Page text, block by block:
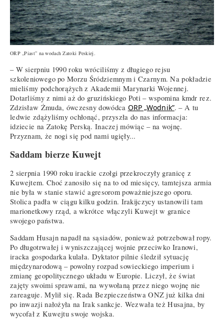
ORP „Piast” na wodach Zatoki Peskiej.
– W sierpniu 1990 roku wróciliśmy z długiego rejsu
szkoleniowego po Morzu Śródziemnym i Czarnym. Na pokładzie
mieliśmy podchorążych z Akademii Marynarki Wojennej.
Dotarliśmy z nimi aż do gruzińskiego Poti – wspomina kmdr rez.
Zdzisław Żmuda, ówczesny dowódca ORP „Wodnik”. – A tu
ledwie zdążyliśmy ochłonąć, przyszła do nas informacja:
idziecie na Zatokę Perską. Inaczej mówiąc – na wojnę.
Przyznam, że nogi się pod nami ugięły...
Saddam bierze Kuwejt
2 sierpnia 1990 roku irackie czołgi przekroczyły granicę z
Kuwejtem. Choć zanosiło się na to od miesięcy, tamtejsza armia
nie była w stanie stawić agresorom poważniejszego oporu.
Stolica padła w ciągu kilku godzin. Irakijczycy ustanowili tam
marionetkowy rząd, a wkrótce włączyli Kuwejt w granice
swojego państwa.
Saddam Husajn napadł na sąsiadów, ponieważ potrzebował ropy.
Po długotrwałej i wyniszczającej wojnie przeciwko Iranowi,
iracka gospodarka kulała. Dyktator pilnie śledził sytuację
międzynarodową – powolny rozpad sowieckiego imperium i
zmianę geopolitycznego układu w Europie. Liczył, że świat
zajęty swoimi sprawami, na wywołaną przez niego wojnę nie
zareaguje. Mylił się. Rada Bezpieczeństwa ONZ już kilka dni
po inwazji nałożyła na Irak sankcje. Wezwała też Husajna, by
wycofał z Kuwejtu swoje wojska.